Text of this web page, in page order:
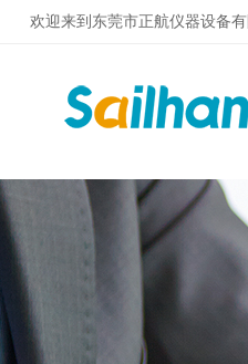
欢迎来到东莞市正航仪器设备